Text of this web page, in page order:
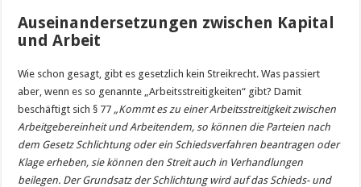
Auseinandersetzungen zwischen Kapital
und Arbeit
Wie schon gesagt, gibt es gesetzlich kein Streikrecht. Was passiert
aber, wenn es so genannte „Arbeitsstreitigkeiten“ gibt? Damit
beschäftigt sich § 77 „Kommt es zu einer Arbeitsstreitigkeit zwischen
Arbeitgebereinheit und Arbeitendem, so können die Parteien nach
dem Gesetz Schlichtung oder ein Schiedsverfahren beantragen oder
Klage erheben, sie können den Streit auch in Verhandlungen
beilegen. Der Grundsatz der Schlichtung wird auf das Schieds- und